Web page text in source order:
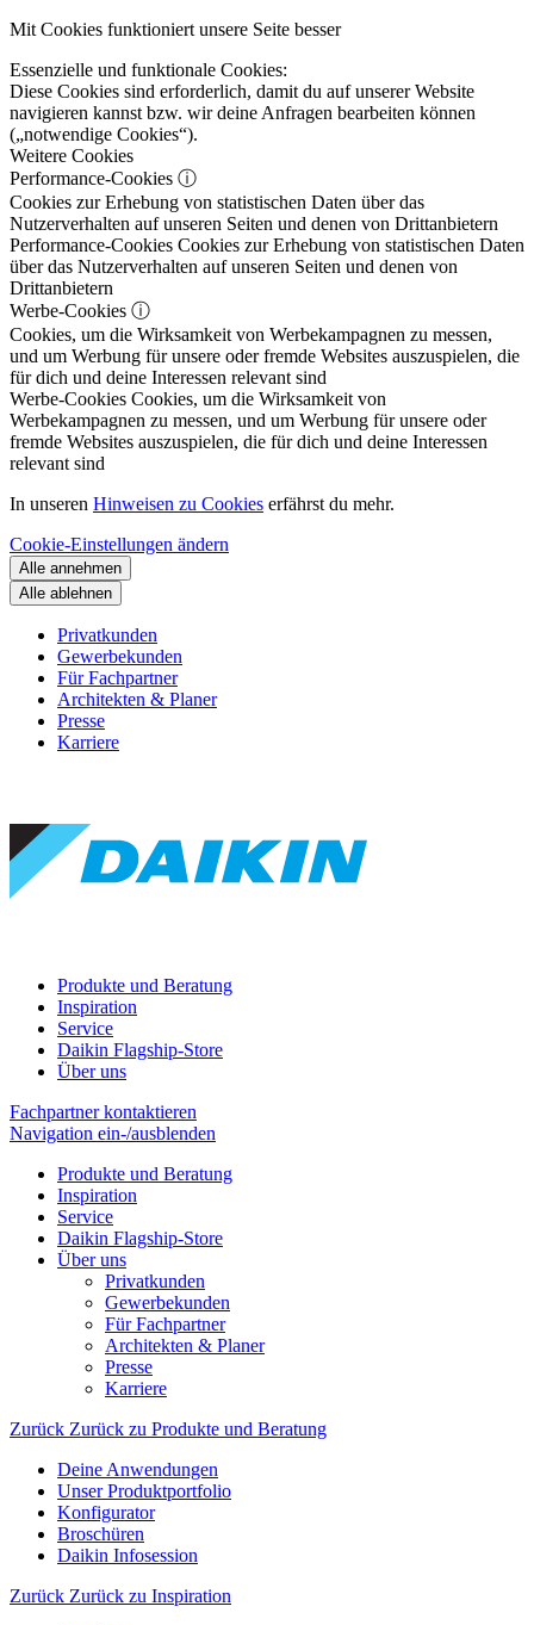
Mit Cookies funktioniert unsere Seite besser
Essenzielle und funktionale Cookies:
Diese Cookies sind erforderlich, damit du auf unserer Website
navigieren kannst bzw. wir deine Anfragen bearbeiten können
(„notwendige Cookies“).
Weitere Cookies
Performance-Cookies ⓘ
Cookies zur Erhebung von statistischen Daten über das
Nutzerverhalten auf unseren Seiten und denen von Drittanbietern
Performance-Cookies Cookies zur Erhebung von statistischen Daten
über das Nutzerverhalten auf unseren Seiten und denen von
Drittanbietern
Werbe-Cookies ⓘ
Cookies, um die Wirksamkeit von Werbekampagnen zu messen,
und um Werbung für unsere oder fremde Websites auszuspielen, die
für dich und deine Interessen relevant sind
Werbe-Cookies Cookies, um die Wirksamkeit von
Werbekampagnen zu messen, und um Werbung für unsere oder
fremde Websites auszuspielen, die für dich und deine Interessen
relevant sind
In unseren Hinweisen zu Cookies erfährst du mehr.
Cookie-Einstellungen ändern
Alle annehmen
Alle ablehnen
Privatkunden
Gewerbekunden
Für Fachpartner
Architekten & Planer
Presse
Karriere
Produkte und Beratung
Inspiration
Service
Daikin Flagship-Store
Über uns
Fachpartner kontaktieren
Navigation ein-/ausblenden
Produkte und Beratung
Inspiration
Service
Daikin Flagship-Store
Über uns
Privatkunden
Gewerbekunden
Für Fachpartner
Architekten & Planer
Presse
Karriere
Zurück Zurück zu Produkte und Beratung
Deine Anwendungen
Unser Produktportfolio
Konfigurator
Broschüren
Daikin Infosession
Zurück Zurück zu Inspiration